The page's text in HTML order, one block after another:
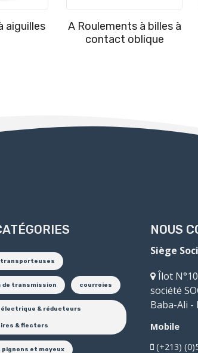
aiguilles
A Roulements à billes à
contact oblique
transporteuses
de transmission courroies
& réducteurs
& flectors
pignons et moyeux
NOUS
Siège
Îlot
société
Baba-Ali
Mobile
(+213)